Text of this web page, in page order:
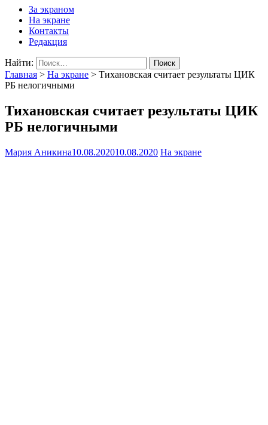
За экраном
На экране
Контакты
Редакция
Найти:
Главная > На экране > Тихановская считает результаты ЦИК
РБ нелогичными
Тихановская считает результаты ЦИК
РБ нелогичными
Мария Аникина10.08.202010.08.2020 На экране